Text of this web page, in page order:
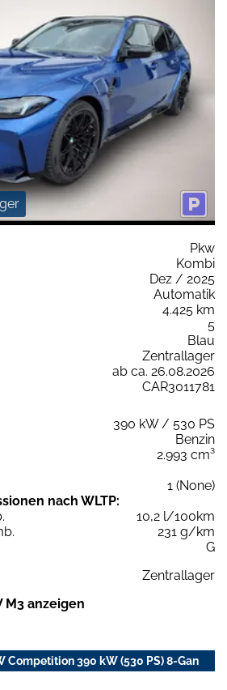
Pkw
Kombi
Dez / 2025
Automatik
4.425 km
5
Blau
Zentrallager
ab ca. 26.08.2026
CAR3011781
390 kW / 530 PS
Benzin
2.993 cm³
1 (None)
nach WLTP:
10,2 l/100km
231 g/km
G
Zentrallager
M3 anzeigen
Competition 390 kW (530 PS) 8-Gan